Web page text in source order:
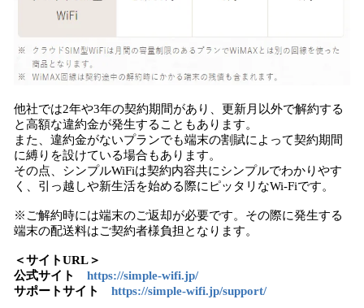
他社では2年や3年の契約期間があり、更新月以外で解約する
と高額な違約金が発生することもあります。
また、違約金がないプランでも端末の割賦によって契約期間
に縛りを設けている場合もあります。
その点、シンプルWiFiは契約内容共にシンプルでわかりやす
く、引っ越しや新生活を始める際にピッタリなWi-Fiです。
※ご解約時には端末のご返却が必要です。その際に発生する
端末の配送料はご契約者様負担となります。
＜サイトURL＞
公式サイト https://simple-wifi.jp/
サポートサイト https://simple-wifi.jp/support/